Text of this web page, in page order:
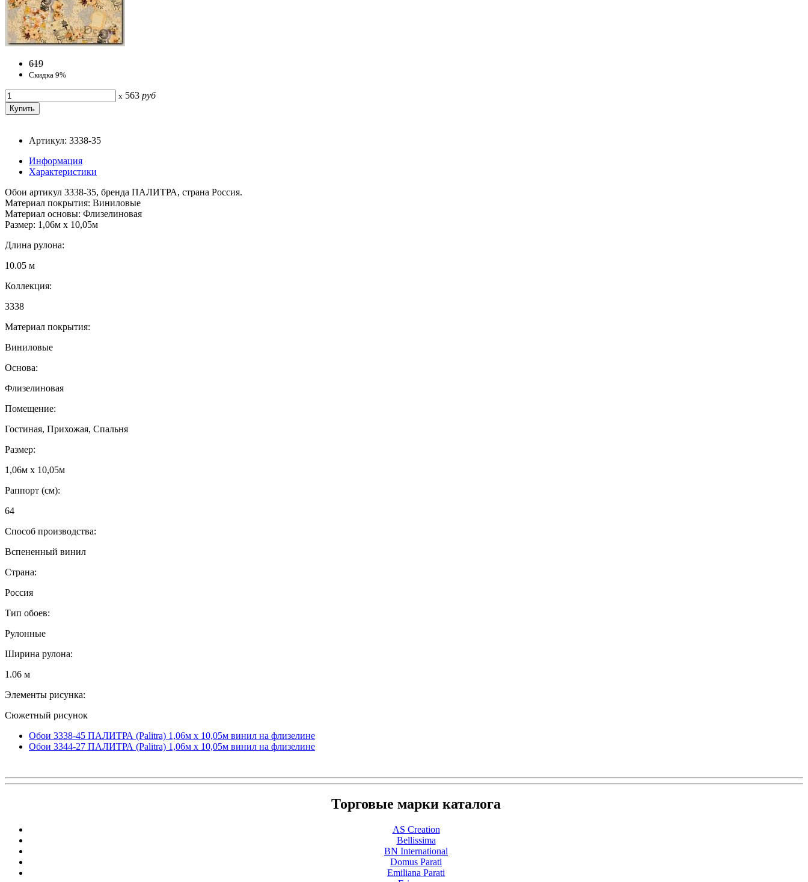
619
Скидка 9%
x 563 руб
Артикул: 3338-35
Информация
Характеристики
Обои артикул 3338-35, бренда ПАЛИТРА, страна Россия.
Материал покрытия: Виниловые
Материал основы: Флизелиновая
Размер: 1,06м х 10,05м
Длина рулона:
10.05 м
Коллекция:
3338
Материал покрытия:
Виниловые
Основа:
Флизелиновая
Помещение:
Гостиная, Прихожая, Спальня
Размер:
1,06м х 10,05м
Раппорт (см):
64
Способ производства:
Вспененный винил
Страна:
Россия
Тип обоев:
Рулонные
Ширина рулона:
1.06 м
Элементы рисунка:
Сюжетный рисунок
Обои 3338-45 ПАЛИТРА (Palitra) 1,06м х 10,05м винил на флизелине
Обои 3344-27 ПАЛИТРА (Palitra) 1,06м х 10,05м винил на флизелине
Торговые марки каталога
AS Creation
Bellissima
BN International
Domus Parati
Emiliana Parati